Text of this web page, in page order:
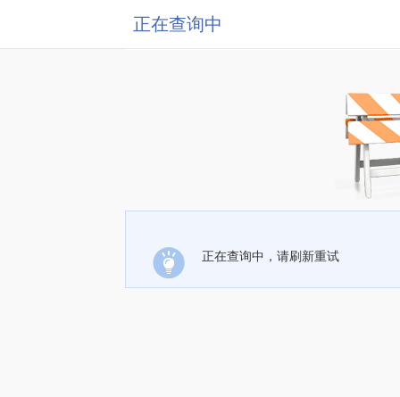
正在查询中
正在查询中，请刷新重试